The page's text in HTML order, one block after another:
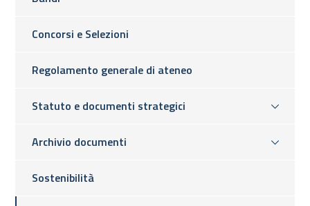
Concorsi e Selezioni
Regolamento generale di ateneo
Statuto e documenti strategici
Archivio documenti
Sostenibilità